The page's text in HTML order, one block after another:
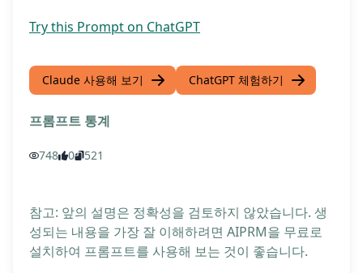
Try this Prompt on ChatGPT
Claude 사용해 보기 ChatGPT 체험하기
프롬프트 통계
748 0 521
참고: 앞의 설명은 정확성을 검토하지 않았습니다. 생
성되는 내용을 가장 잘 이해하려면 AIPRM을 무료로
설치하여 프롬프트를 사용해 보는 것이 좋습니다.